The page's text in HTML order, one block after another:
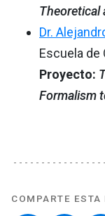
Theoretical
Dr.
Escuela de
Proyecto:
Formalism
COMPARTE